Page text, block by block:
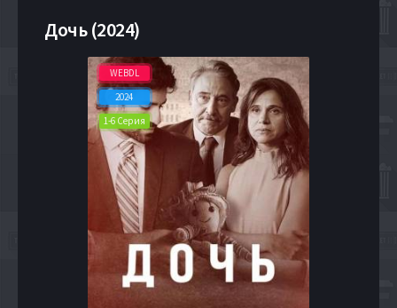
Дочь (2024)
WEBDL
2024
1-6 Серия